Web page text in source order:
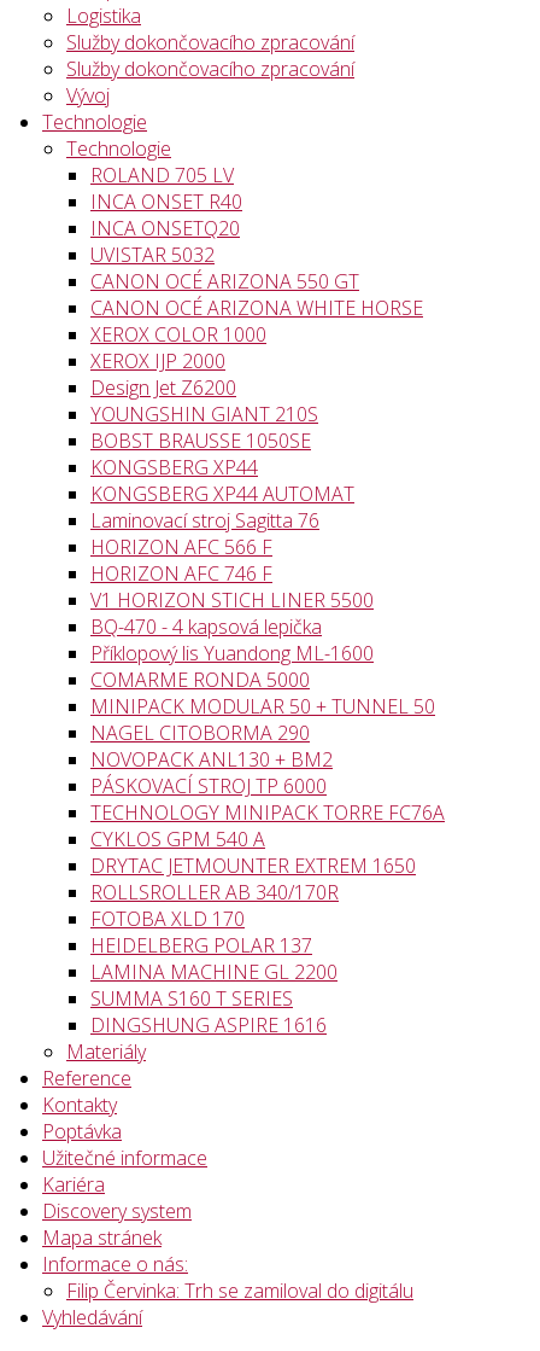
Logistika
Služby dokončovacího zpracování
Služby dokončovacího zpracování
Vývoj
Technologie
Technologie
ROLAND 705 LV
INCA ONSET R40
INCA ONSETQ20
UVISTAR 5032
CANON OCÉ ARIZONA 550 GT
CANON OCÉ ARIZONA WHITE HORSE
XEROX COLOR 1000
XEROX IJP 2000
Design Jet Z6200
YOUNGSHIN GIANT 210S
BOBST BRAUSSE 1050SE
KONGSBERG XP44
KONGSBERG XP44 AUTOMAT
Laminovací stroj Sagitta 76
HORIZON AFC 566 F
HORIZON AFC 746 F
V1 HORIZON STICH LINER 5500
BQ-470 - 4 kapsová lepička
Příklopový lis Yuandong ML-1600
COMARME RONDA 5000
MINIPACK MODULAR 50 + TUNNEL 50
NAGEL CITOBORMA 290
NOVOPACK ANL130 + BM2
PÁSKOVACÍ STROJ TP 6000
TECHNOLOGY MINIPACK TORRE FC76A
CYKLOS GPM 540 A
DRYTAC JETMOUNTER EXTREM 1650
ROLLSROLLER AB 340/170R
FOTOBA XLD 170
HEIDELBERG POLAR 137
LAMINA MACHINE GL 2200
SUMMA S160 T SERIES
DINGSHUNG ASPIRE 1616
Materiály
Reference
Kontakty
Poptávka
Užitečné informace
Kariéra
Discovery system
Mapa stránek
Informace o nás:
Filip Červinka: Trh se zamiloval do digitálu
Vyhledávání